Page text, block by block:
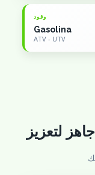
وقود
Gasolina
ATV - UTV
جاهز لتعزيز